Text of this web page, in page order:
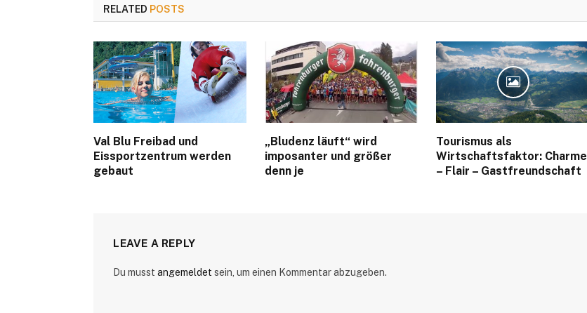
RELATED POSTS
Val Blu Freibad und
Eissportzentrum werden
gebaut
„Bludenz läuft“ wird
imposanter und größer
denn je
Tourismus als
Wirtschaftsfaktor: Charme
– Flair – Gastfreundschaft
LEAVE A REPLY
Du musst angemeldet sein, um einen Kommentar abzugeben.